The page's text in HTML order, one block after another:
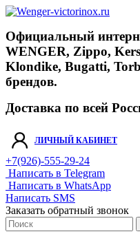
Официальный
WENGER, Zippo,
Klondike, Bugatti,
брендов.
Доставка по всей
ЛИЧНЫЙ КАБИНЕТ
+7(926)-555-29-24
Написать в Telegram
Написать в WhatsApp
Написать SMS
Заказать обратный звонок